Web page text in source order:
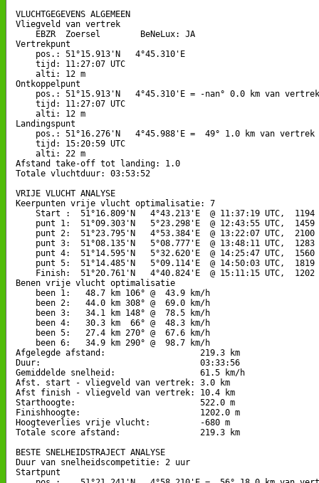
VLUCHTGEGEVENS ALGEMEEN
Vliegveld van vertrek
    EBZR  Zoersel        BeNeLux: JA
Vertrekpunt
    pos.: 51°15.913'N   4°45.310'E
    tijd: 11:27:07 UTC
    alti: 12 m
Ontkoppelpunt
    pos.: 51°15.913'N   4°45.310'E = -nan° 0.0 km van vertrek
    tijd: 11:27:07 UTC
    alti: 12 m
Landingspunt
    pos.: 51°16.276'N   4°45.988'E =  49° 1.0 km van vertrek
    tijd: 15:20:59 UTC
    alti: 22 m
Afstand take-off tot landing: 1.0
Totale vluchtduur: 03:53:52
VRIJE VLUCHT ANALYSE
Keerpunten vrije vlucht optimalisatie: 7
Start :  51°16.809'N   4°43.213'E  @ 11:37:19 UTC,  1194
punt 1:  51°09.303'N   5°23.298'E  @ 12:43:55 UTC,  1459
punt 2:  51°23.795'N   4°53.384'E  @ 13:22:07 UTC,  2100
punt 3:  51°08.135'N   5°08.777'E  @ 13:48:11 UTC,  1283
punt 4:  51°14.595'N   5°32.620'E  @ 14:25:47 UTC,  1560
punt 5:  51°14.485'N   5°09.114'E  @ 14:50:03 UTC,  1819
Finish:  51°20.761'N   4°40.824'E  @ 15:11:15 UTC,  1202
Benen vrije vlucht optimalisatie
    been 1:   48.7 km 106° @  43.9 km/h
    been 2:   44.0 km 308° @  69.0 km/h
    been 3:   34.1 km 148° @  78.5 km/h
    been 4:   30.3 km  66° @  48.3 km/h
    been 5:   27.4 km 270° @  67.6 km/h
    been 6:   34.9 km 290° @  98.7 km/h
Afgelegde afstand:                   219.3 km
Duur:                                03:33:56
Gemiddelde snelheid:                 61.5 km/h
Afst. start - vliegveld van vertrek: 3.0 km
Afst finish - vliegveld van vertrek: 10.4 km
Starthoogte:                         522.0 m
Finishhoogte:                        1202.0 m
Hoogteverlies vrije vlucht:          -680 m
Totale score afstand:                219.3 km
BESTE SNELHEIDSTRAJECT ANALYSE
Duur van snelheidscompetitie: 2 uur
Startpunt